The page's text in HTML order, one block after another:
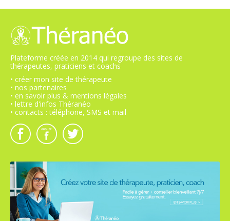
Plateforme créée en 2014 qui regroupe des sites de
thérapeutes, praticiens et coachs
• créer mon site de thérapeute
• nos partenaires
• en savoir plus & mentions légales
• lettre d'infos Théranéo
• contacts : téléphone, SMS et mail